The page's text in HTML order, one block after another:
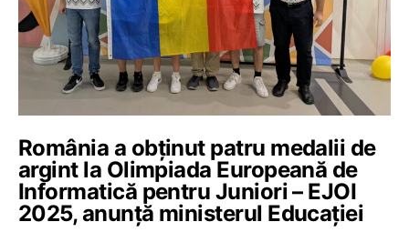
România a obținut patru medalii de
argint la Olimpiada Europeană de
Informatică pentru Juniori – EJOI
2025, anunță ministerul Educației